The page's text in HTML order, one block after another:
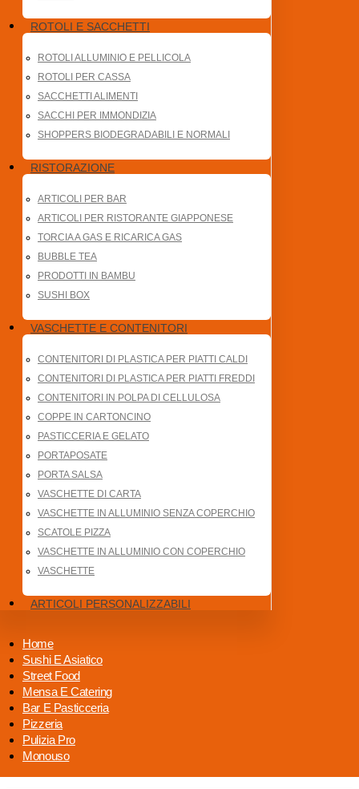
ROTOLI E SACCHETTI
ROTOLI ALLUMINIO E PELLICOLA
ROTOLI PER CASSA
SACCHETTI ALIMENTI
SACCHI PER IMMONDIZIA
SHOPPERS BIODEGRADABILI E NORMALI
RISTORAZIONE
ARTICOLI PER BAR
ARTICOLI PER RISTORANTE GIAPPONESE
TORCIA A GAS E RICARICA GAS
BUBBLE TEA
PRODOTTI IN BAMBU
SUSHI BOX
VASCHETTE E CONTENITORI
CONTENITORI DI PLASTICA PER PIATTI CALDI
CONTENITORI DI PLASTICA PER PIATTI FREDDI
CONTENITORI IN POLPA DI CELLULOSA
COPPE IN CARTONCINO
PASTICCERIA E GELATO
PORTAPOSATE
PORTA SALSA
VASCHETTE DI CARTA
VASCHETTE IN ALLUMINIO SENZA COPERCHIO
SCATOLE PIZZA
VASCHETTE IN ALLUMINIO CON COPERCHIO
VASCHETTE
ARTICOLI PERSONALIZZABILI
Home
Sushi E Asiatico
Street Food
Mensa E Catering
Bar E Pasticceria
Pizzeria
Pulizia Pro
Monouso